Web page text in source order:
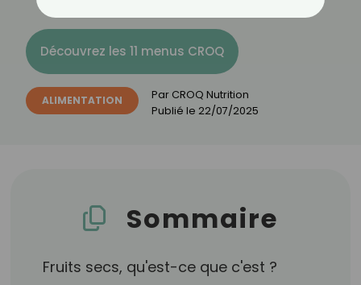
Découvrez les 11 menus CROQ
ALIMENTATION Par CROQ Nutrition
Publié le 22/07/2025
Sommaire
Fruits secs, qu'est-ce que c'est ?